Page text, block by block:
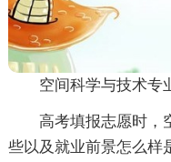
空间科学与技术专
高考填报志愿时，
些以及就业前景怎么样